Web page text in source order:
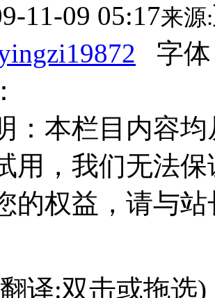
11-09 05:17来源:
字
：本栏目内容
用，我们无法
的权益，请与
译:双击或拖选)